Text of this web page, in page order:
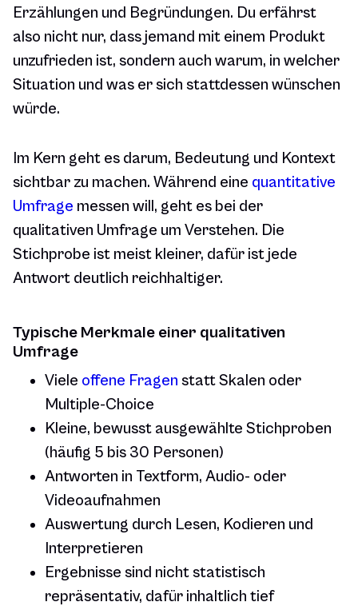
Erzählungen und Begründungen. Du erfährst
also nicht nur, dass jemand mit einem Produkt
unzufrieden ist, sondern auch warum, in welcher
Situation und was er sich stattdessen wünschen
würde.
Im Kern geht es darum, Bedeutung und Kontext
sichtbar zu machen. Während eine quantitative
Umfrage messen will, geht es bei der
qualitativen Umfrage um Verstehen. Die
Stichprobe ist meist kleiner, dafür ist jede
Antwort deutlich reichhaltiger.
Typische Merkmale einer qualitativen
Umfrage
Viele offene Fragen statt Skalen oder
Multiple-Choice
Kleine, bewusst ausgewählte Stichproben
(häufig 5 bis 30 Personen)
Antworten in Textform, Audio- oder
Videoaufnahmen
Auswertung durch Lesen, Kodieren und
Interpretieren
Ergebnisse sind nicht statistisch
repräsentativ, dafür inhaltlich tief